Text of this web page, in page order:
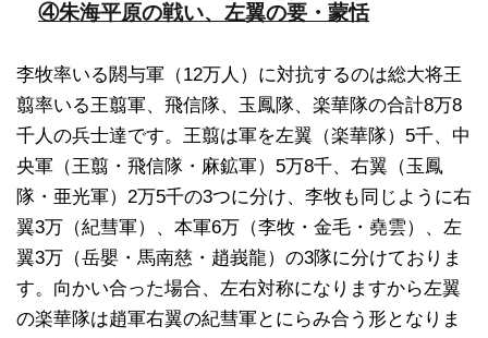
④朱海平原の戦い、左翼の要・蒙恬
李牧率いる閼与軍（12万人）に対抗するのは総大将王
翦率いる王翦軍、飛信隊、玉鳳隊、楽華隊の合計8万8
千人の兵士達です。王翦は軍を左翼（楽華隊）5千、中
央軍（王翦・飛信隊・麻鉱軍）5万8千、右翼（玉鳳
隊・亜光軍）2万5千の3つに分け、李牧も同じように右
翼3万（紀彗軍）、本軍6万（李牧・金毛・堯雲）、左
翼3万（岳嬰・馬南慈・趙峩龍）の3隊に分けておりま
す。向かい合った場合、左右対称になりますから左翼
の楽華隊は趙軍右翼の紀彗軍とにらみ合う形となりま